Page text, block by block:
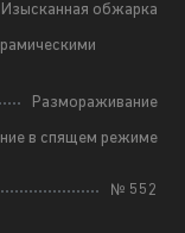
Изысканная обжарка
Размораживание
в спящем режиме
№ 552